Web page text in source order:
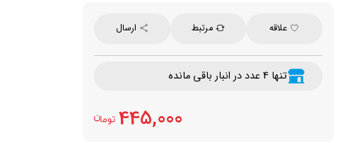
علاقه مرتبط ارسال
تنها 4 عدد در انبار باقی مانده
445,000